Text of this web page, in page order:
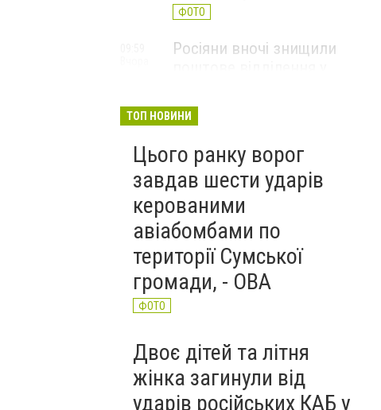
ФОТО
Росіяни вночі знищили
ФОТО
ТОП НОВИНИ
Цього ранку ворог
завдав шести ударів
керованими
авіабомбами по
території Сумської
громади, - ОВА
ФОТО
Двоє дітей та літня
жінка загинули від
ударів російських КАБ у